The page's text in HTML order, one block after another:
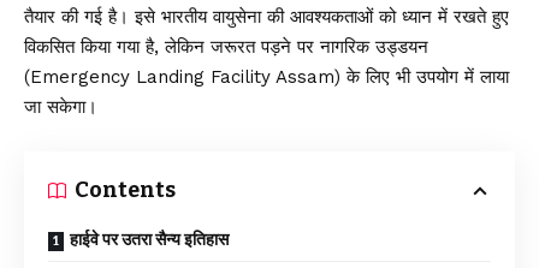
तैयार की गई है। इसे भारतीय वायुसेना की आवश्यकताओं को ध्यान में रखते हुए
विकसित किया गया है, लेकिन जरूरत पड़ने पर नागरिक उड्डयन
(Emergency Landing Facility Assam) के लिए भी उपयोग में लाया
जा सकेगा।
Contents
हाईवे पर उतरा सैन्य इतिहास